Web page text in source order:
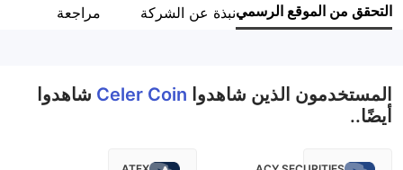
اسم الشركة
التحقق من الموقع الرسمينبذة عن الشركة مراجعة
المستخدمون الذين شاهدوا Celer Coin شاهدوا
أيضًا..